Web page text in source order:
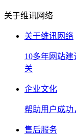
关于维讯网络
关于维讯网络
10多年网站
关
企业文化
帮助用户成功
售后服务